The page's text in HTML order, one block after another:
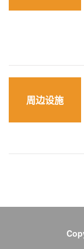
周边设施